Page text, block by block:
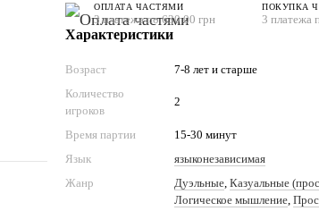
ОПЛАТА ЧАСТЯМИ
3 платежа по 630.00 грн
ПОКУПКА
3 платежа
Характеристики
Возраст
7-8 лет и старше
Количество
игроков
2
Время партии
15-30 минут
Язык
языконезависимая
Жанр
Дуэльные, Казуальные
Логическое мышление,